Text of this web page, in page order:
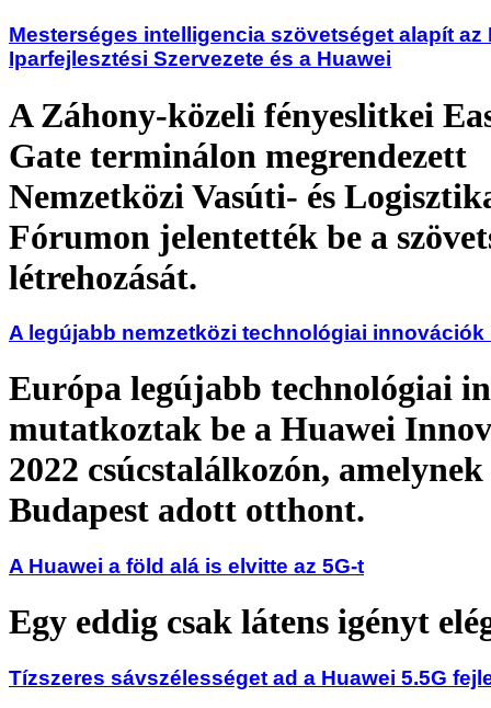
Mesterséges intelligencia szövetséget alapít az
Iparfejlesztési Szervezete és a Huawei
A Záhony-közeli fényeslitkei
Gate terminálon megrendezett
Nemzetközi Vasúti- és
Fórumon jelentették be a
létrehozását.
A legújabb nemzetközi technológiai innovációk
Európa legújabb technológiai
mutatkoztak be a Huawei
2022 csúcstalálkozón,
Budapest adott otthont.
A Huawei a föld alá is elvitte az 5G-t
Egy eddig csak látens igényt
Tízszeres sávszélességet ad a Huawei 5.5G